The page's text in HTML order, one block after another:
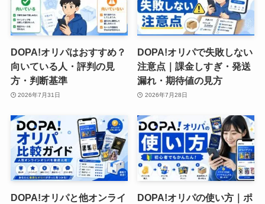
DOPA!オリパはおすすめ？
向いている人・評判の見
方・判断基準
2026年7月31日
DOPA!オリパで失敗しない
注意点｜課金しすぎ・発送
漏れ・期待値の見方
2026年7月28日
DOPA!オリパと他オンライ
DOPA!オリパの使い方｜ポ